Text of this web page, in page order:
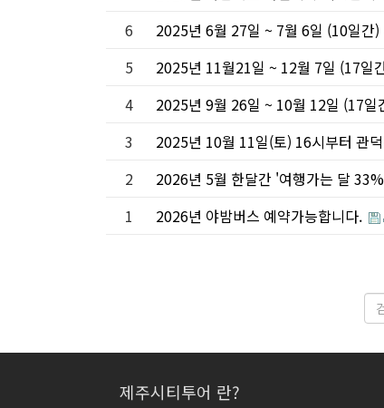
6
2025년 6월 27일 ~ 7월 6일 (10일간)
5
2025년 11월21일 ~ 12월 7일 (17일
4
2025년 9월 26일 ~ 10월 12일 (17일
3
2025년 10월 11일(토) 16시부터 관
2
2026년 5월 한달간 '여행가는 달
1
2026년 야밤버스 예약가능합니다.
제주시티투어 란?